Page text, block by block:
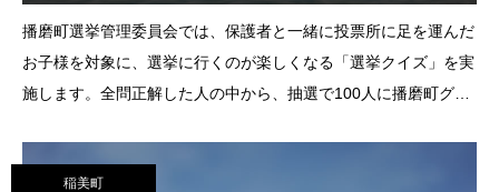
播磨町選挙管理委員会では、保護者と一緒に投票所に足を運んだ
お子様を対象に、選挙に行くのが楽しくなる「選挙クイズ」を実
施します。全問正解した人の中から、抽選で100人に播磨町グッ
稲美町